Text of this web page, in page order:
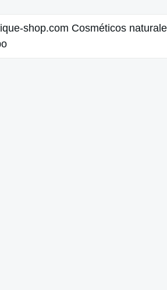
shop.com Cosméticos